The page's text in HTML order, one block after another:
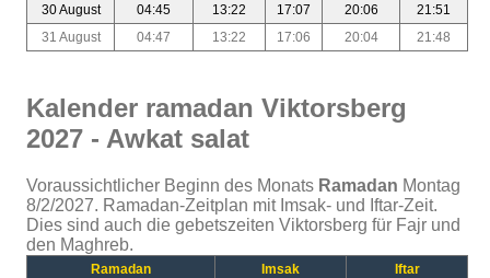
30 August
04:45 13:22 17:07 20:06
21:51
31 August
04:47 13:22 17:06 20:04 21:48
Kalender ramadan Viktorsberg
2027 - Awkat salat
Voraussichtlicher Beginn des Monats Ramadan Montag
8/2/2027. Ramadan-Zeitplan mit Imsak- und Iftar-Zeit.
Dies sind auch die gebetszeiten Viktorsberg für Fajr und
den Maghreb.
Ramadan Imsak
Iftar